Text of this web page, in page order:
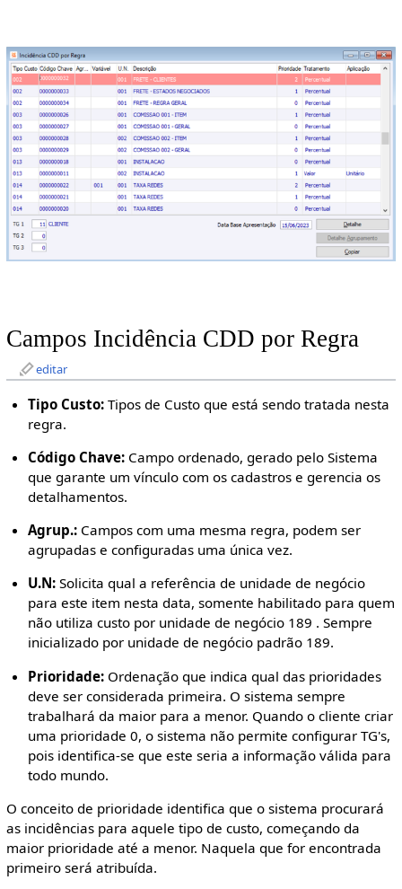
Campos Incidência CDD por Regra
editar
Tipo Custo: Tipos de Custo que está sendo tratada nesta
regra.
Código Chave: Campo ordenado, gerado pelo Sistema
que garante um vínculo com os cadastros e gerencia os
detalhamentos.
Agrup.: Campos com uma mesma regra, podem ser
agrupadas e configuradas uma única vez.
U.N: Solicita qual a referência de unidade de negócio
para este item nesta data, somente habilitado para quem
não utiliza custo por unidade de negócio 189 . Sempre
inicializado por unidade de negócio padrão 189.
Prioridade: Ordenação que indica qual das prioridades
deve ser considerada primeira. O sistema sempre
trabalhará da maior para a menor. Quando o cliente criar
uma prioridade 0, o sistema não permite configurar TG's,
pois identifica-se que este seria a informação válida para
todo mundo.
O conceito de prioridade identifica que o sistema procurará
as incidências para aquele tipo de custo, começando da
maior prioridade até a menor. Naquela que for encontrada
primeiro será atribuída.